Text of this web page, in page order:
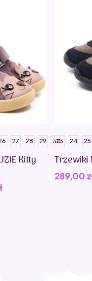
27 28 29 30
Kitty
23 24 25
Trzewiki
289,00